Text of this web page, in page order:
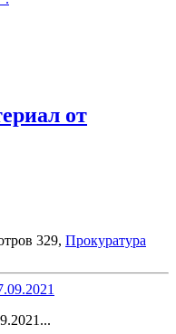
от
329, Прокуратура